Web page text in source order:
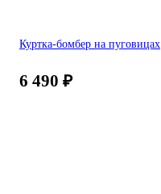
Куртка-бомбер на пуговицах
6 490 ₽